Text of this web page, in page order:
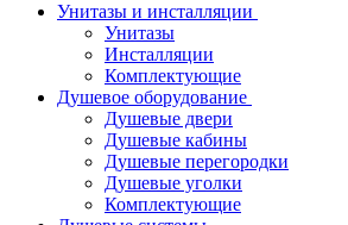
Унитазы и инсталляции
Унитазы
Инсталляции
Комплектующие
Душевое оборудование
Душевые двери
Душевые кабины
Душевые перегородки
Душевые уголки
Комплектующие